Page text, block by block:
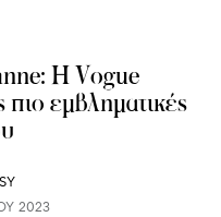
Η Vogue
πιο εμβληματικές
2023